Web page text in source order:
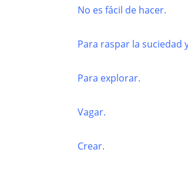
No es fácil de hacer.
Para raspar la
Para explorar.
Vagar.
Crear.